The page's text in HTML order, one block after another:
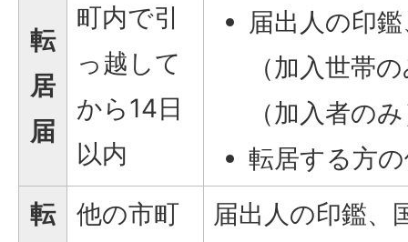
転
居
届
町内で引
っ越して
から14日
以内
届出人の印
（加入世帯
（加入者の
転居する方
転
他の市町
届出人の印鑑、